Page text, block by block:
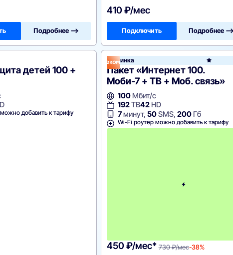
Подробнее —>
410 ₽/мес
Подключить Подробнее —>
детей 100 +
добавить к тарифу
Новинка
Пакет «Интернет 100.
Моби-7 + ТВ + Моб. связь»
100 Мбит/с
192ТВ42 HD
7минут,50SMS,200 Гб
Wi-Fi роутер можно добавить к тарифу
450 ₽/мес* 730 ₽/мес-38%